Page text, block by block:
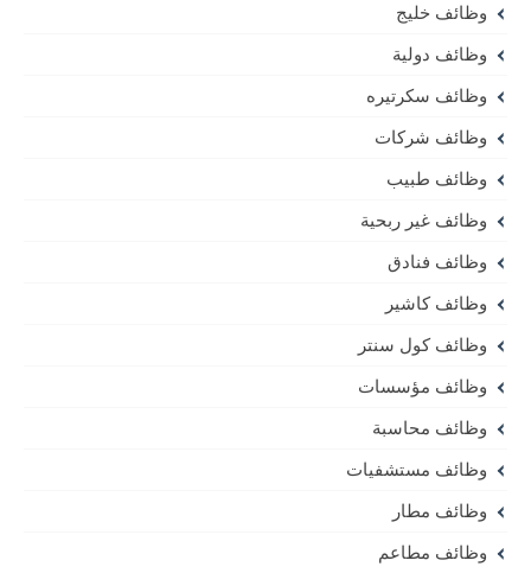
وظائف خليج
وظائف دولية
وظائف سكرتيره
وظائف شركات
وظائف طبيب
وظائف غير ربحية
وظائف فنادق
وظائف كاشير
وظائف كول سنتر
وظائف مؤسسات
وظائف محاسبة
وظائف مستشفيات
وظائف مطار
وظائف مطاعم